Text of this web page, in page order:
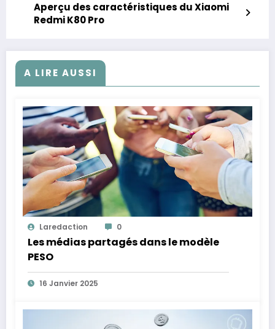
Aperçu des caractéristiques du Xiaomi
Redmi K80 Pro
A LIRE AUSSI
Laredaction 0
Les médias partagés dans le modèle
PESO
16 Janvier 2025